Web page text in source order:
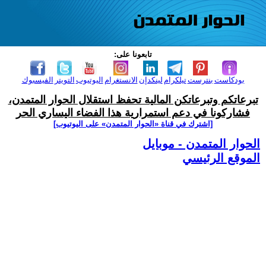
تابعونا على:
الفيسبوك التويتر اليوتيوب الانستغرام لينكدإن تيلكرامبنترست بودكاست
تبرعاتكم وتبرعاتكن المالية تحفظ استقلال الحوار المتمدن،
فشاركونا في دعم استمرارية هذا الفضاء اليساري الحر
[اشترك في قناة ‫«الحوار المتمدن» على اليوتيوب]
الحوار المتمدن - موبايل
الموقع الرئيسي